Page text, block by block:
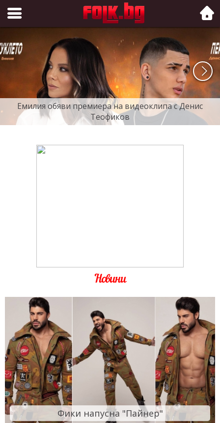
Folk.bg
Емилия обяви премиера на видеоклипа с Денис
Теофиков
Новини
Фики напусна "Пайнер"